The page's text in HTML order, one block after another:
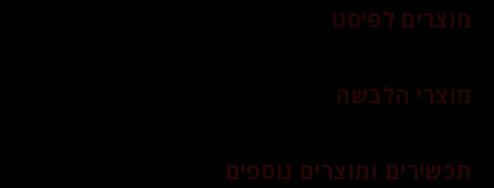
מוצרים לפיסט
מוצרי הלבשה
תכשירים ומוצרים נוספים